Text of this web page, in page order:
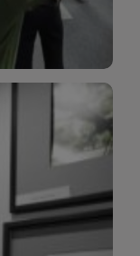
o
przez
spotkań